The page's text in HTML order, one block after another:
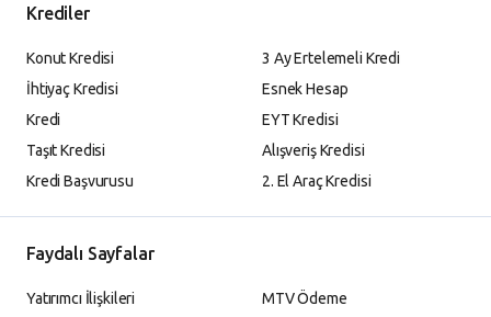
Krediler
Konut Kredisi
İhtiyaç Kredisi
Kredi
Taşıt Kredisi
Kredi Başvurusu
3 Ay Ertelemeli Kredi
Esnek Hesap
EYT Kredisi
Alışveriş Kredisi
2. El Araç Kredisi
Faydalı Sayfalar
Yatırımcı İlişkileri
MTV Ödeme